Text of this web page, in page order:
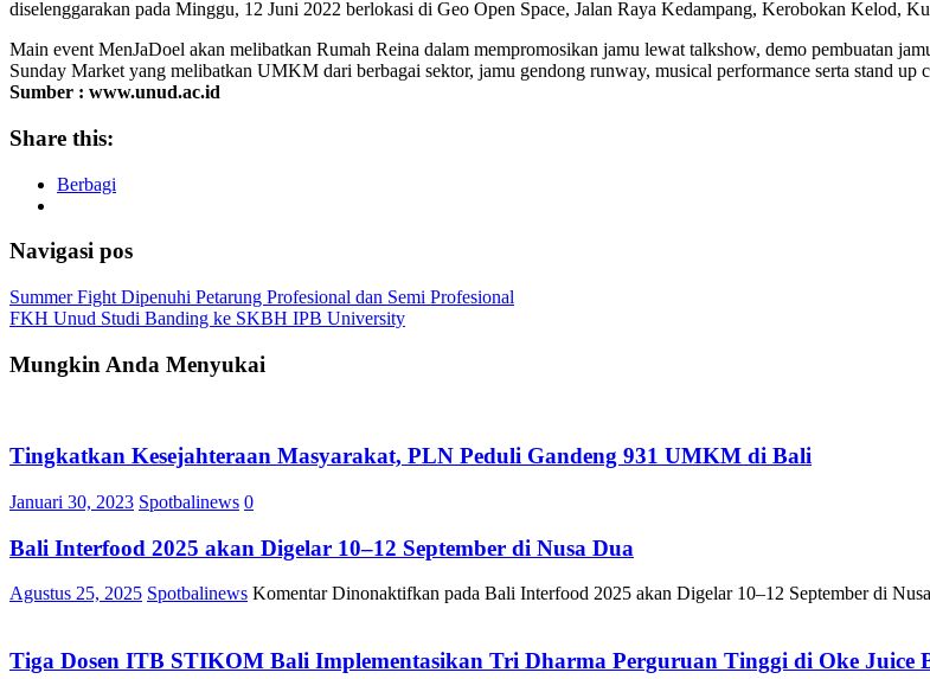
diselenggarakan pada Minggu, 12 Juni 2022 berlokasi di Geo Open Space, Jalan Raya Kedampang, Kerobokan Kelod,
Main event MenJaDoel akan melibatkan Rumah Reina dalam mempromosikan jamu lewat talkshow, demo pembuatan
Sunday Market yang melibatkan UMKM dari berbagai sektor, jamu gendong runway, musical performance serta stand up
Sumber : www.unud.ac.id
Share this:
Berbagi
Navigasi pos
Summer Fight Dipenuhi Petarung Profesional dan Semi Profesional
FKH Unud Studi Banding ke SKBH IPB University
Mungkin Anda Menyukai
Tingkatkan Kesejahteraan Masyarakat, PLN Peduli Gandeng 931 UMKM di Bali
Januari 30, 2023 Spotbalinews 0
Bali Interfood 2025 akan Digelar 10–12 September di Nusa Dua
Agustus 25, 2025 Spotbalinews Komentar Dinonaktifkan pada Bali Interfood 2025 akan Digelar 10–12 September di
Tiga Dosen ITB STIKOM Bali Implementasikan Tri Dharma Perguruan Tinggi di Oke Juice